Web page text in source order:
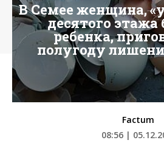
В Семее женщина,
десятого этажа
ребенка,
полугоду
Factum
08:56 |